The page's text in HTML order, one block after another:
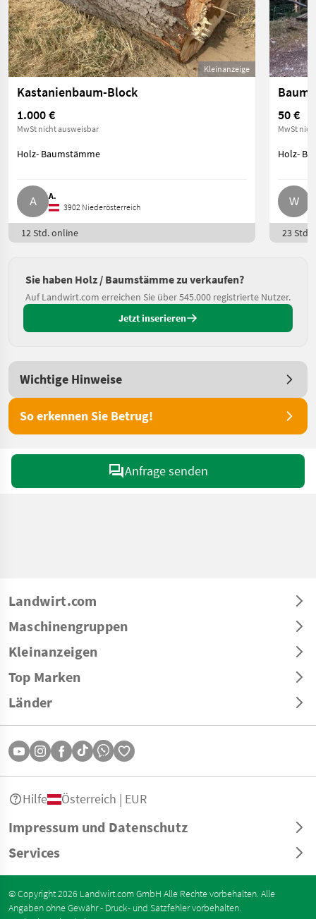
Kleinanzeige
Kastanienbaum-Block
1.000 €
MwSt nicht ausweisbar
Holz- Baumstämme
A.
3902 Niederösterreich
12 Std. online
50 €
MwSt
Holz-
23 Std.
Sie haben Holz / Baumstämme zu verkaufen?
Auf Landwirt.com erreichen Sie über 545.000 registrierte Nutzer.
Jetzt inserieren
Wichtige Hinweise
So erkennen Sie Betrug!
Anfrage senden
Landwirt.com
Maschinengruppen
Kleinanzeigen
Top Marken
Länder
Impressum und Datenschutz
Services
Hilfe Österreich | EUR
© Copyright 2026 Landwirt.com GmbH Alle Rechte vorbehalten. Alle
Angaben ohne Gewähr - Druck- und Satzfehler vorbehalten.